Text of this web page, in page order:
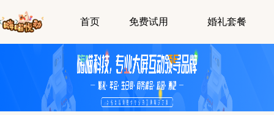
首页 免费试用 婚礼套餐